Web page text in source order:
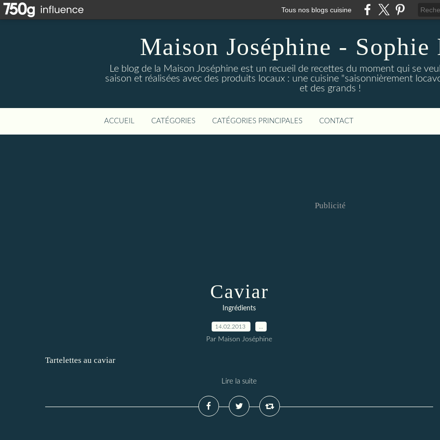
Tous nos blogs cuisine
Maison Joséphine - Sophie
Le blog de la Maison Joséphine est un recueil de recettes du moment qui se
saison et réalisées avec des produits locaux : une cuisine "saisonnièrement
et des grands !
ACCUEIL CATÉGORIES CATÉGORIES PRINCIPALES CONTACT
Publicité
Caviar
Ingrédients
14.02.2013
Par Maison Joséphine
Tartelettes au caviar
Lire la suite